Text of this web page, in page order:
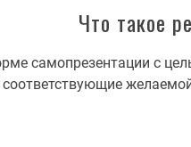
Что такое
самопрезентации с